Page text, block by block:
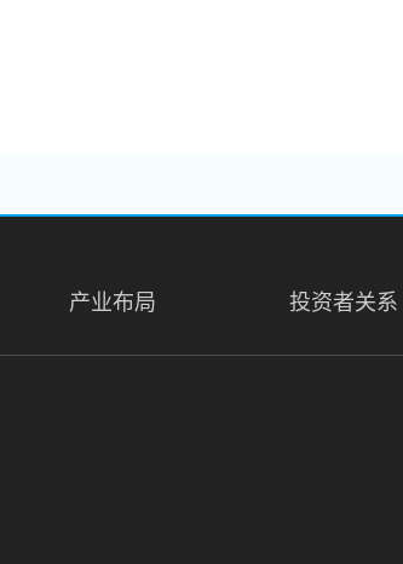
产业布局 投资者关系